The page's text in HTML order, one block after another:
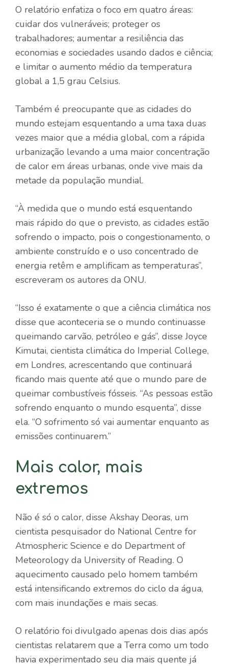
O relatório enfatiza o foco em quatro áreas:
cuidar dos vulneráveis; proteger os
trabalhadores; aumentar a resiliência das
economias e sociedades usando dados e ciência;
e limitar o aumento médio da temperatura
global a 1,5 grau Celsius.
Também é preocupante que as cidades do
mundo estejam esquentando a uma taxa duas
vezes maior que a média global, com a rápida
urbanização levando a uma maior concentração
de calor em áreas urbanas, onde vive mais da
metade da população mundial.
“À medida que o mundo está esquentando
mais rápido do que o previsto, as cidades estão
sofrendo o impacto, pois o congestionamento, o
ambiente construído e o uso concentrado de
energia retêm e amplificam as temperaturas”,
escreveram os autores da ONU.
“Isso é exatamente o que a ciência climática nos
disse que aconteceria se o mundo continuasse
queimando carvão, petróleo e gás”, disse Joyce
Kimutai, cientista climática do Imperial College,
em Londres, acrescentando que continuará
ficando mais quente até que o mundo pare de
queimar combustíveis fósseis. “As pessoas estão
sofrendo enquanto o mundo esquenta”, disse
ela. “O sofrimento só vai aumentar enquanto as
emissões continuarem.”
Mais calor, mais
extremos
Não é só o calor, disse Akshay Deoras, um
cientista pesquisador do National Centre for
Atmospheric Science e do Department of
Meteorology da University of Reading. O
aquecimento causado pelo homem também
está intensificando extremos do ciclo da água,
com mais inundações e mais secas.
O relatório foi divulgado apenas dois dias após
cientistas relatarem que a Terra como um todo
havia experimentado seu dia mais quente já